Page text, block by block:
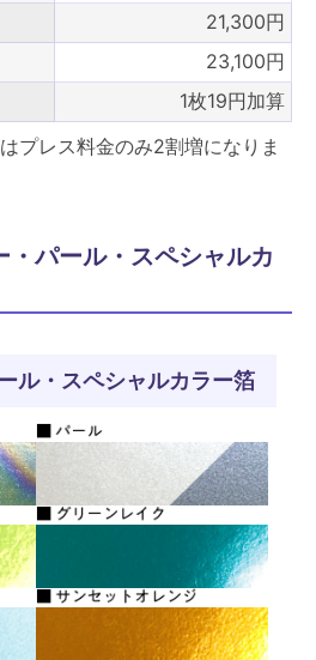
21,300円
23,100円
1枚19円加算
プレス料金のみ2割増になりま
パール・スペシャルカ
ル・スペシャルカラー箔